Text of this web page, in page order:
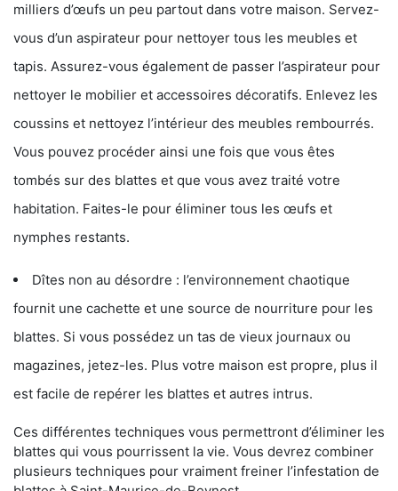
milliers d’œufs un peu partout dans votre maison. Servez-
vous d’un aspirateur pour nettoyer tous les meubles et
tapis. Assurez-vous également de passer l’aspirateur pour
nettoyer le mobilier et accessoires décoratifs. Enlevez les
coussins et nettoyez l’intérieur des meubles rembourrés.
Vous pouvez procéder ainsi une fois que vous êtes
tombés sur des blattes et que vous avez traité votre
habitation. Faites-le pour éliminer tous les œufs et
nymphes restants.
Dîtes non au désordre : l’environnement chaotique
fournit une cachette et une source de nourriture pour les
blattes. Si vous possédez un tas de vieux journaux ou
magazines, jetez-les. Plus votre maison est propre, plus il
est facile de repérer les blattes et autres intrus.
Ces différentes techniques vous permettront d’éliminer les
blattes qui vous pourrissent la vie. Vous devrez combiner
plusieurs techniques pour vraiment freiner l’infestation de